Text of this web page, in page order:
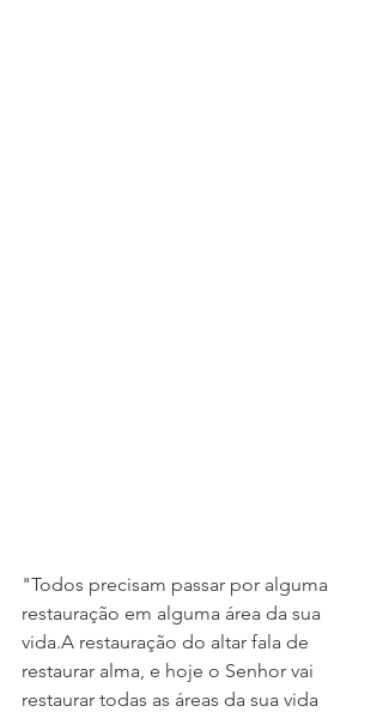
"Todos precisam passar por alguma
restauração em alguma área da sua
vida.A restauração do altar fala de
restaurar alma, e hoje o Senhor vai
restaurar todas as áreas da sua vida